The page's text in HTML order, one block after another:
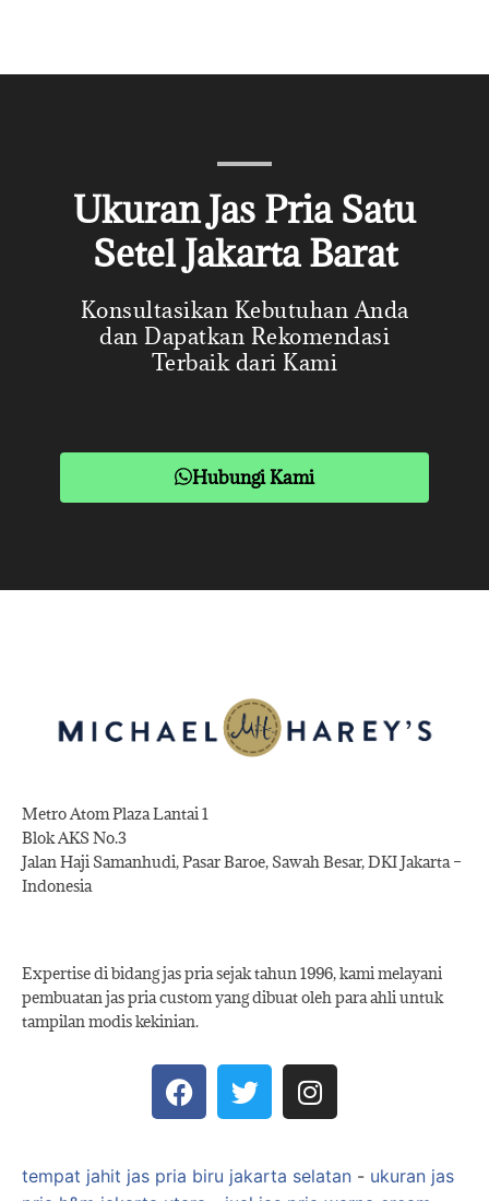
Ukuran Jas Pria Satu
Setel Jakarta Barat
Konsultasikan Kebutuhan Anda
dan Dapatkan Rekomendasi
Terbaik dari Kami
Hubungi Kami
Metro Atom Plaza Lantai 1
Blok AKS No.3
Jalan Haji Samanhudi, Pasar Baroe, Sawah Besar, DKI Jakarta –
Indonesia
Expertise di bidang jas pria sejak tahun 1996, kami melayani
pembuatan jas pria custom yang dibuat oleh para ahli untuk
tampilan modis kekinian.
tempat jahit jas pria biru jakarta selatan - ukuran jas